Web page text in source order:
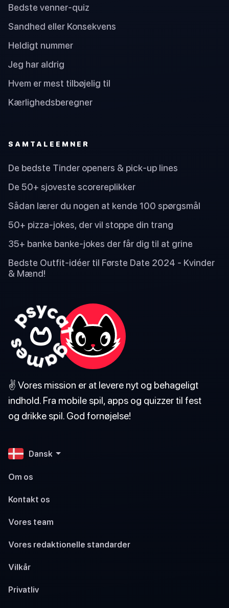
Bedste venner-quiz
Sandhed eller Konsekvens
Heldigt nummer
Jeg har aldrig
Hvem er mest tilbøjelig til
Kærlighedsberegner
SAMTALEEMNER
De bedste Tinder openers & pick-up lines
De 50+ sjoveste scorereplikker
Sådan lærer du nogen at kende 100 spørgsmål
50+ pizza-jokes, der vil stoppe din trang
35+ banke banke-jokes der får dig til at grine
Bedste Outfit-idéer til Første Date 2024 - Kvinder
& Mænd!
✌️ Vores mission er at levere nyt og behageligt
indhold. Fra mobile spil, apps og quizzer til fest
og drikke spil. God fornøjelse!
Dansk
Om os
Kontakt os
Vores team
Vores redaktionelle standarder
Vilkår
Privatliv